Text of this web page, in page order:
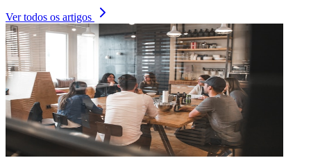
Ver todos os artigos